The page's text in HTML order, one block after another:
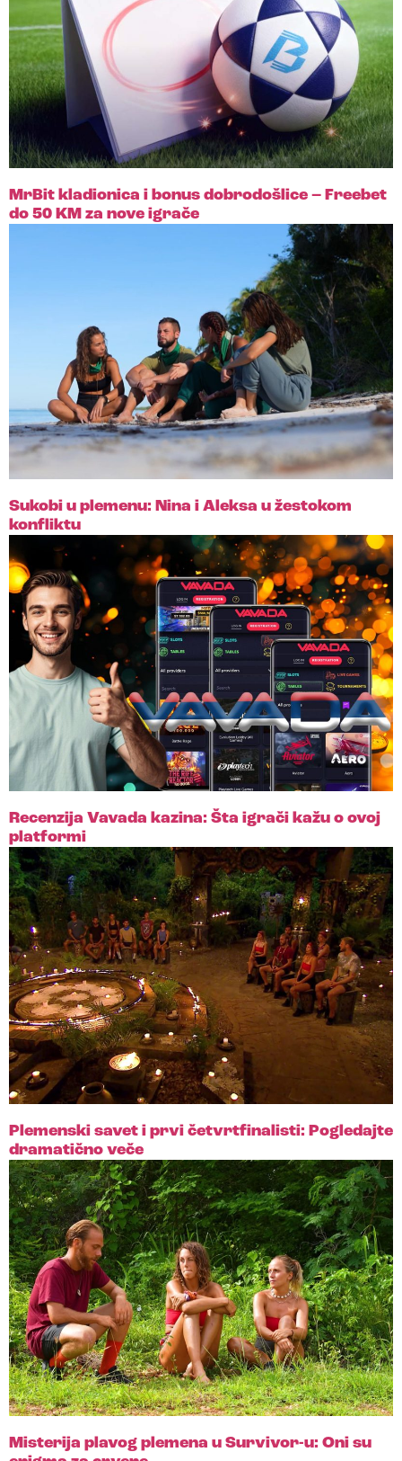
MrBit kladionica i bonus dobrodošlice – Freebet
do 50 KM za nove igrače
Sukobi u plemenu: Nina i Aleksa u žestokom
konfliktu
Recenzija Vavada kazina: Šta igrači kažu o ovoj
platformi
Plemenski savet i prvi četvrtfinalisti: Pogledajte
dramatično veče
Misterija plavog plemena u Survivor-u: Oni su